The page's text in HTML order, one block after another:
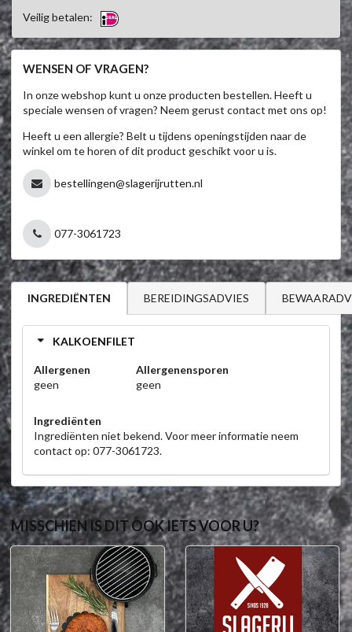
Veilig betalen:
WENSEN OF VRAGEN?
In onze webshop kunt u onze producten bestellen. Heeft u
speciale wensen of vragen? Neem gerust contact met ons op!
Heeft u een allergie? Belt u tijdens openingstijden naar de
winkel om te horen of dit product geschikt voor u is.
bestellingen@slagerijrutten.nl
077-3061723
INGREDIËNTEN BEREIDINGSADVIES
KALKOENFILET
Allergenen
geen
Allergenensporen
geen
Ingrediënten
Ingrediënten niet bekend. Voor meer informatie neem
contact op: 077-3061723.
MISSCHIEN IS DIT OOK IETS VOOR U?